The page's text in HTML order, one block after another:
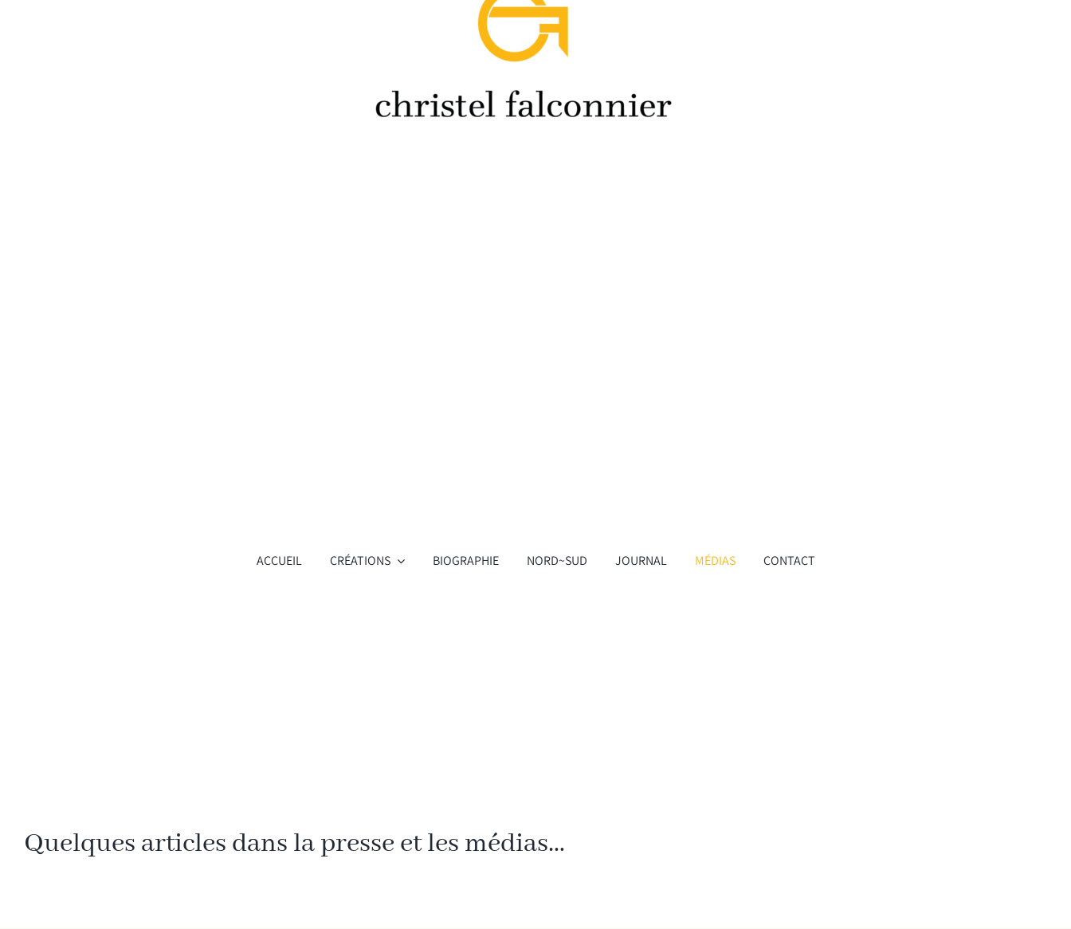
ACCUEIL CRÉATIONS BIOGRAPHIE NORD~SUD JOURNAL MÉDIAS CONTACT
Quelques articles dans la presse et les médias…